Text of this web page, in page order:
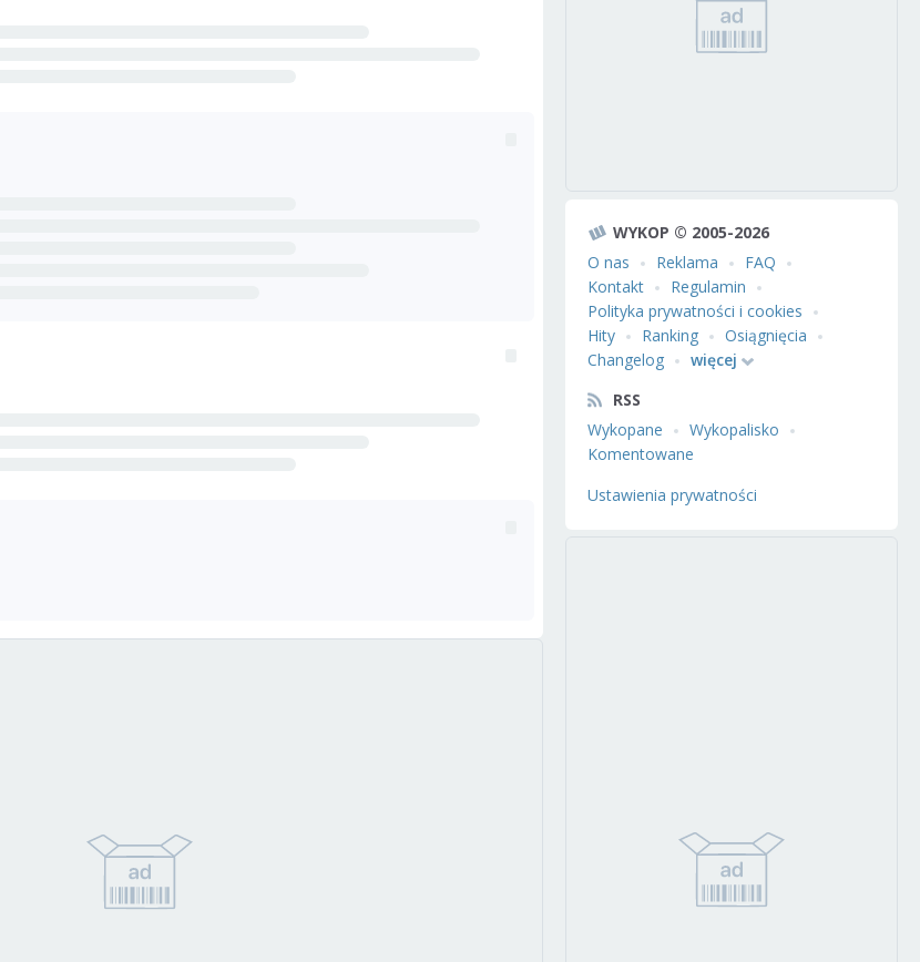
WYKOP © 2005-2026
O nas
Reklama
FAQ
Kontakt
Regulamin
Polityka prywatności i cookies
Hity
Ranking
Osiągnięcia
Changelog
więcej
RSS
Wykopane
Wykopalisko
Komentowane
Ustawienia prywatności